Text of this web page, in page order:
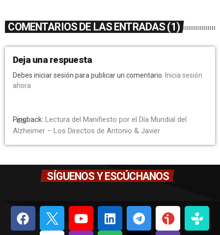
COMENTARIOS DE LAS ENTRADAS (1)
Deja una respuesta
Debes iniciar sesión para publicar un comentario.
Inicia sesión
ahora
link
Pingback: Lectura del Manifiesto por el Día Mundial del
Alzheimer – Los Directos de Antonio & Javier
SÍGUENOS Y ESCÚCHANOS